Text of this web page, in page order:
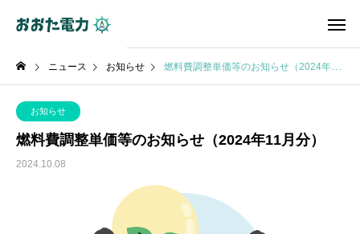
ニュース お知らせ 燃料費調整単価等のお知らせ（2024年11月分）
お知らせ
燃料費調整単価等のお知らせ（2024年11月分）
2024.10.08